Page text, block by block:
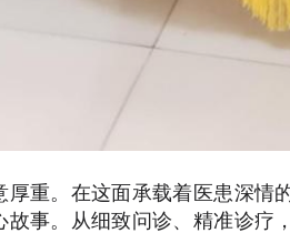
厚重。在这面承载着医患深情
故事。从细致问诊、精准诊疗